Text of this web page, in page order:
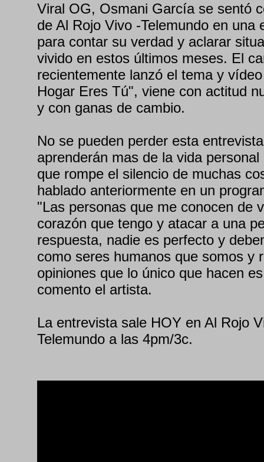
Viral OG, Osmani García se sentó
de Al Rojo Vivo -Telemundo en una
para contar su verdad y aclarar
vivido en estos últimos meses. El
recientemente lanzó el tema y
Hogar Eres Tú", viene con actitud
y con ganas de cambio.
No se pueden perder esta
aprenderán mas de la vida
que rompe el silencio de muchas
hablado anteriormente en un
"Las personas que me conocen de
corazón que tengo y atacar a una
respuesta, nadie es perfecto y
como seres humanos que somos y
opiniones que lo único que hacen
comento el artista.
La entrevista sale HOY en Al Rojo
Telemundo a las 4pm/3c.